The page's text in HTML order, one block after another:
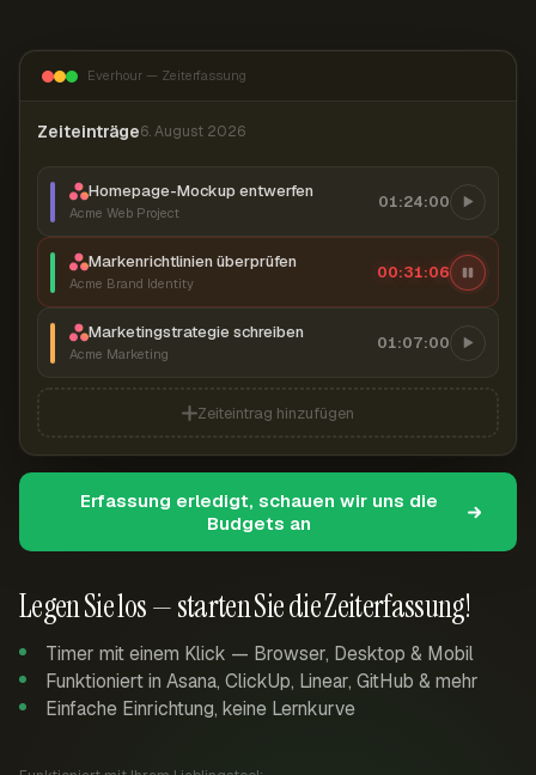
Legen Sie los — starten Sie die Zeiterfassung!
Timer mit einem Klick — Browser, Desktop & Mobil
Funktioniert in Asana, ClickUp, Linear, GitHub & mehr
Einfache Einrichtung, keine Lernkurve
Everhour — Zeiterfassung
Zeiteinträge6. August 2026
Homepage-Mockup entwerfen
Acme Web Project
01:24:00
Markenrichtlinien überprüfen
Acme Brand Identity
00:31:07
Marketingstrategie schreiben
Acme Marketing
01:07:00
Zeiteintrag hinzufügen
Erfassung erledigt, schauen wir uns die
Budgets an